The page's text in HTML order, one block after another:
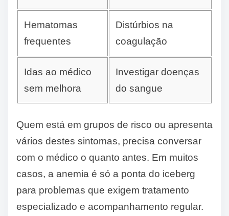
Hematomas
frequentes
Distúrbios na
coagulação
Idas ao médico
sem melhora
Investigar doenças
do sangue
Quem está em grupos de risco ou apresenta
vários destes sintomas, precisa conversar
com o médico o quanto antes. Em muitos
casos, a anemia é só a ponta do iceberg
para problemas que exigem tratamento
especializado e acompanhamento regular.